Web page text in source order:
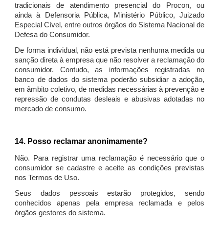
tradicionais de atendimento presencial do Procon, ou
ainda à Defensoria Pública, Ministério Público, Juizado
Especial Cível, entre outros órgãos do Sistema Nacional de
Defesa do Consumidor.
De forma individual, não está prevista nenhuma medida ou
sanção direta à empresa que não resolver a reclamação do
consumidor. Contudo, as informações registradas no
banco de dados do sistema poderão subsidiar a adoção,
em âmbito coletivo, de medidas necessárias à prevenção e
repressão de condutas desleais e abusivas adotadas no
mercado de consumo.
14. Posso reclamar anonimamente?
Não. Para registrar uma reclamação é necessário que o
consumidor se cadastre e aceite as condições previstas
nos Termos de Uso.
Seus dados pessoais estarão protegidos, sendo
conhecidos apenas pela empresa reclamada e pelos
órgãos gestores do sistema.